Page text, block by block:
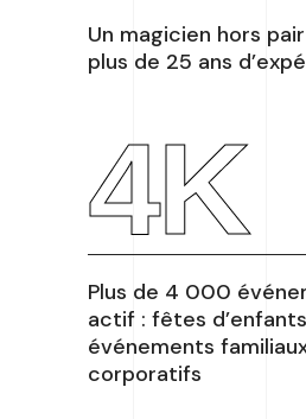
Un magicien hors
plus de 25 ans
4K
Plus de 4 000
actif : fêtes
événements
corporatifs